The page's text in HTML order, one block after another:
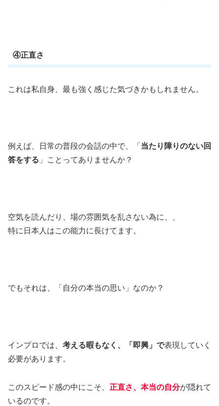
④正直さ
これは私自身、最も強く感じた気づきかもしれません。
例えば、日常の普段の会話の中で、「 当たり障りのない回
答をする 」ことってありませんか？
空気を読んだり、場の雰囲気を乱さない為に、、
特に日本人はこの能力に長けてます。
でもそれは、「自分の本当の思い」なのか？
インプロでは、 考える暇もなく、「即興」で表現していく
必要があります。
このスピード感の中にこそ、 正直さ、本当の自分が隠れて
いるのです。